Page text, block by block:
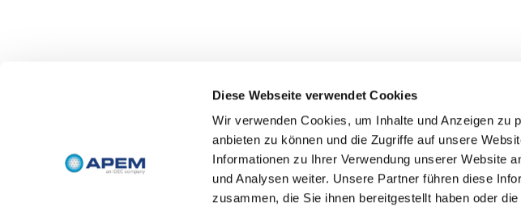
Diese Webseite verwendet Cookies
Wir verwenden Cookies, um Inhalte und Anzeigen zu
anbieten zu können und die Zugriffe auf unsere
Informationen zu Ihrer Verwendung unserer Website
und Analysen weiter. Unsere Partner führen diese
zusammen, die Sie ihnen bereitgestellt haben oder